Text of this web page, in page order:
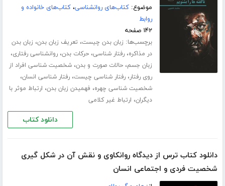
موضوع:کتاب‌های روانشناسی،کتاب‌های خانواده و
روابط
۱۴۲ صفحه
برچسب‌ها: زبان بدن چیست، تعریف زبان بدن، زبان بدن
در مذاکره،رفتار شناسی،حرکات بدن،روانشناسی رفتاری،
زبان جسم،حالات صورت و بدن،شخصیت شناسی افراد از
روی رفتار،رفتار شناسی چیست،رفتار شناسی انسان،
شخصیت شناسی چهره، فهمیدن زبان بدن، ارتباط موثر با
دیگران، ارتباط غیر کلامی
دانلود کتاب
دانلود کتاب ترس از دیدگاه روانکاوی و نقش آن در شکل گیری
شخصیت فردی و اجتماعی انسان